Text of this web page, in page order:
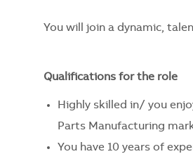
You will join a dynamic,
Qualifications for the role
Highly skilled in/ you
Parts Manufacturing
You have 10 years of